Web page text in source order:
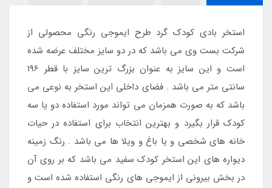
استخر بادی کودک گرد طرح ایموجی رنگی محصولی از
شرکت بست وی می باشد که در دو سایز مختلف عرضه شده
است و این سایز به عنوان بزرگ ترین سایز با قطر 196
سانتی متر می باشد . فضای داخلی این استخر به نوعی می
باشد که به صورت همزمان می تواند مورد استفاده دو یا سه
کودک قرار بگیرد و بهترین انتخاب برای استفاده در حیات
خانه های شخصی و یا باغ و ویلا ها می باشد . رنگ زمینه
دیواره های این استخر کودک سفید می باشد که بر روی آن
در بخش بیرونی از ایموجی های رنگی استفاده شده است و